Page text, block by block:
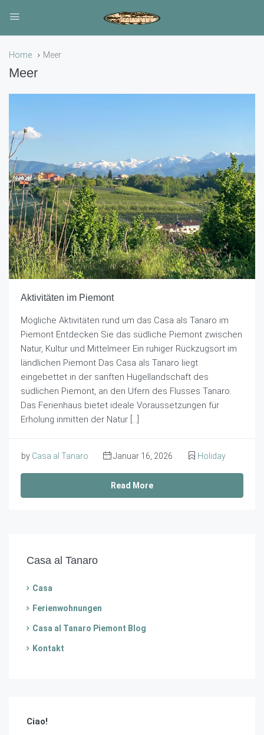
Home Meer
Meer
Aktivitäten im Piemont
Mögliche Aktivitäten rund um das Casa als Tanaro im
Piemont Entdecken Sie das südliche Piemont zwischen
Natur, Kultur und Mittelmeer Ein ruhiger Rückzugsort im
ländlichen Piemont Das Casa als Tanaro liegt
eingebettet in der sanften Hügellandschaft des
südlichen Piemont, an den Ufern des Flusses Tanaro.
Das Ferienhaus bietet ideale Voraussetzungen für
Erholung inmitten der Natur […]
by Casa al Tanaro Januar 16, 2026 Holiday
Read More
Casa al Tanaro
Casa
Ferienwohnungen
Casa al Tanaro Piemont Blog
Kontakt
Ciao!